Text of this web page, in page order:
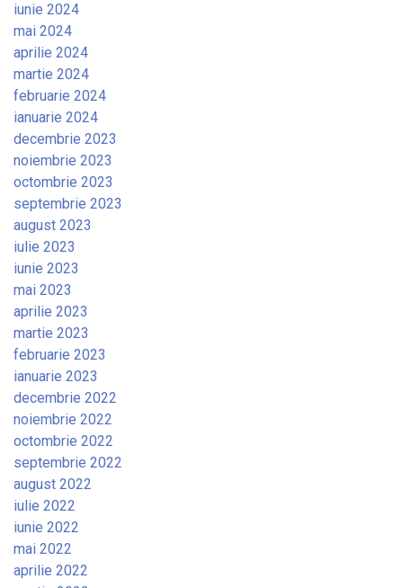
iunie 2024
mai 2024
aprilie 2024
martie 2024
februarie 2024
ianuarie 2024
decembrie 2023
noiembrie 2023
octombrie 2023
septembrie 2023
august 2023
iulie 2023
iunie 2023
mai 2023
aprilie 2023
martie 2023
februarie 2023
ianuarie 2023
decembrie 2022
noiembrie 2022
octombrie 2022
septembrie 2022
august 2022
iulie 2022
iunie 2022
mai 2022
aprilie 2022